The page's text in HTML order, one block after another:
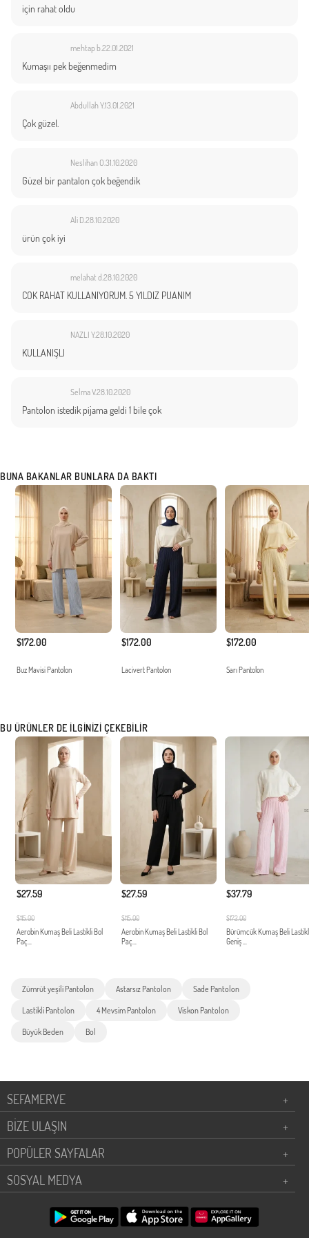
için rahat oldu
mehtap b.22.01.2021
Kumaşıı pek beğenmedim
Abdullah Y.13.01.2021
Çok güzel.
Neslihan O. 31.10.2020
Güzel bir pantalon çok beğendik
Ali D. 28.10.2020
ürün çok iyi
melahat d. 28.10.2020
COK RAHAT KULLANIYORUM. 5 YILDIZ PUANIM
NAZLI Y.28.10.2020
KULLANIŞLI
Selma V.28.10.2020
Pantolon istedik pijama geldi 1 bile çok
BUNA BAKANLAR BUNLARA DA BAKTI
$172.00
Buz Mavisi Pantolon
$172.00
Lacivert Pantolon
$172.00
Sarı Pantolon
BU ÜRÜNLER DE İLGINIZI ÇEKEBILIR
$27.59
$115.00
Aerobin Kumaş Beli Lastikli Bol
Paç...
$27.59
$115.00
Aerobin Kumaş Beli Lastikli Bol
Paç...
$37.79
$172.00
Bürümcük Kumaş Beli
Geniş ...
Zümrüt yeşili Pantolon Astarsız Pantolon Sade Pantolon
Lastikli Pantolon 4 Mevsim Pantolon Viskon Pantolon
Büyük Beden Bol
SEFAMERVE
+
BİZE ULAŞIN
+
POPÜLER SAYFALAR
+
SOSYAL MEDYA
+